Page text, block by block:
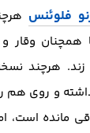
فلوئنس
همچنان وقار
هرچند
و روی هم
مانده است،